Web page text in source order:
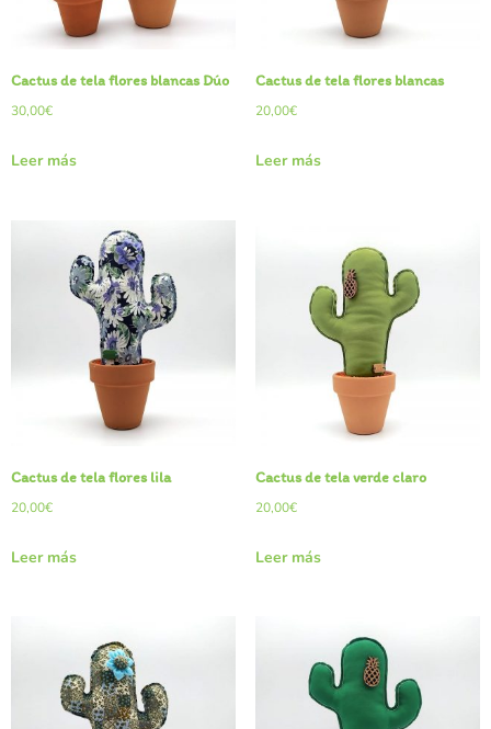
Cactus de tela flores blancas Dúo
30,00€
Leer más
Cactus de tela flores blancas
20,00€
Leer más
Cactus de tela flores lila
20,00€
Leer más
Cactus de tela verde claro
20,00€
Leer más